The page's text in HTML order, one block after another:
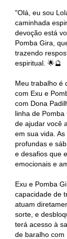
"Olá, eu sou
caminhada
devoção está
Pomba Gira,
trazendo
espiritual. 🌟🔮
Meu trabalho é
com Exu e
com Dona
linha de
de ajudar você
em sua vida.
profundas e
e desafios que
emocionais e
Exu e Pomba
capacidade de
atuam
sorte, e
terá acesso à
de baralho com